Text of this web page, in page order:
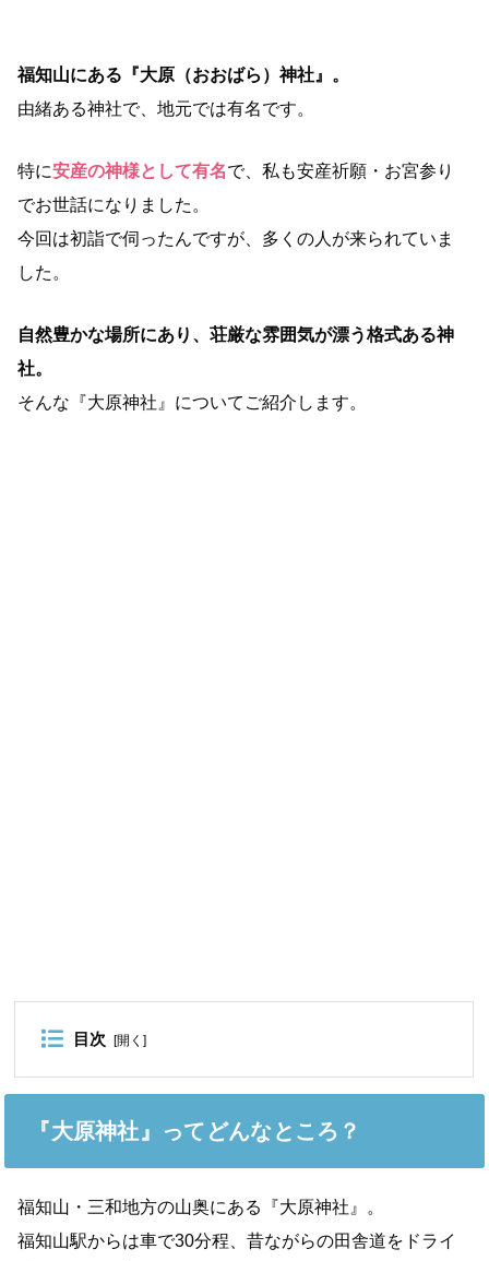
福知山にある『大原（おおばら）神社』。
由緒ある神社で、地元では有名です。
特に安産の神様として有名で、私も安産祈願・お宮参り
でお世話になりました。
今回は初詣で伺ったんですが、多くの人が来られていま
した。
自然豊かな場所にあり、荘厳な雰囲気が漂う格式ある神
社。
そんな『大原神社』についてご紹介します。
目次 [開く ]
『大原神社』ってどんなところ？
福知山・三和地方の山奥にある『大原神社』。
福知山駅からは車で30分程、昔ながらの田舎道をドライ